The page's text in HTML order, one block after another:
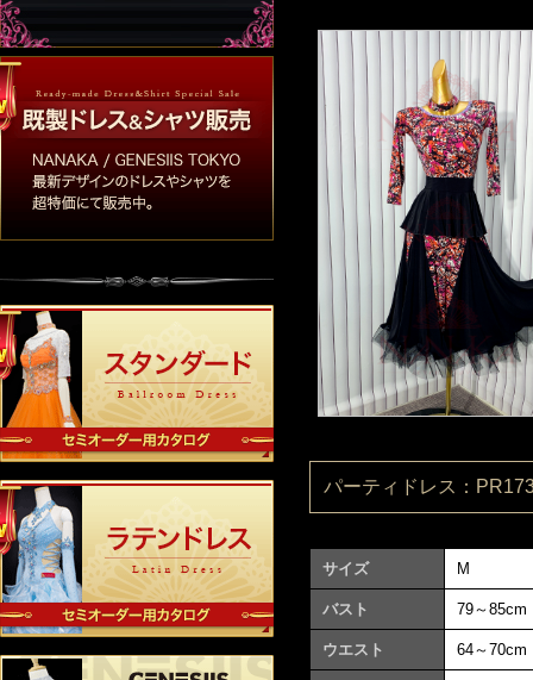
パーティドレス：
サイズ M
バスト 79～85cm
ウエスト 64～70cm